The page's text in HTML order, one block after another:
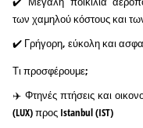
των χαμηλού κόστους και
✔️ Γρήγορη, εύκολη και
Τι προσφέρουμε;
✈️ Φτηνές πτήσεις και
(LUX) προς Istanbul (IST)